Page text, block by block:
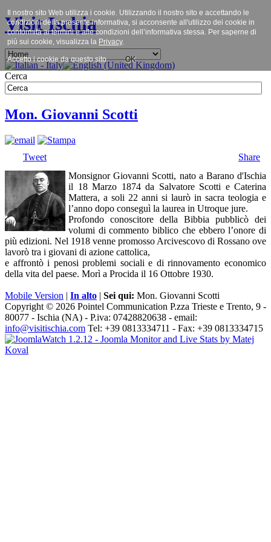
Visit Ischia
Cerca
Mon. Giovanni Scotti
Tweet
Share
Monsignor Giovanni Scotti, nato a Barano d'Ischia
il 18 Marzo 1874 da Salvatore Scotti e Caterina
Mattera, a soli 22 anni si laurò in sacra teologia e
l’anno dopo conseguì la laurea in Utroque jure.
Profondo conoscitore della Bibbia pubblicò dei
volumi di commento biblico che ebbero l’onore di
più edizioni. Nel 1918 venne promosso Arcivescovo di Rossano ove
lavorò tra i giovani di azione cattolica,
e affrontò i penosi problemi sociali e di rinnovamento economico
della vita del paese. Morì a Procida il 16 Ottobre 1930.
Mobile Version | In alto | Sei qui: Mon. Giovanni Scotti
Copyright © 2026 Pointel Communication P.zza Trieste e Trento, 9 -
80077 - Ischia (NA) - P.iva: 07428820638 - email:
info@visitischia.com Tel: +39 0813334711 - Fax: +39 0813334715
Il nostro sito Web utilizza i cookie. Utilizzando il nostro sito e accettando le
condizioni della presente informativa, si acconsente all'utilizzo dei cookie in
conformità ai termini e alle condizioni dell’informativa stessa. Per saperne di
più sui cookie, visualizza la Privacy.
Accetto i cookie da questo sito. OK